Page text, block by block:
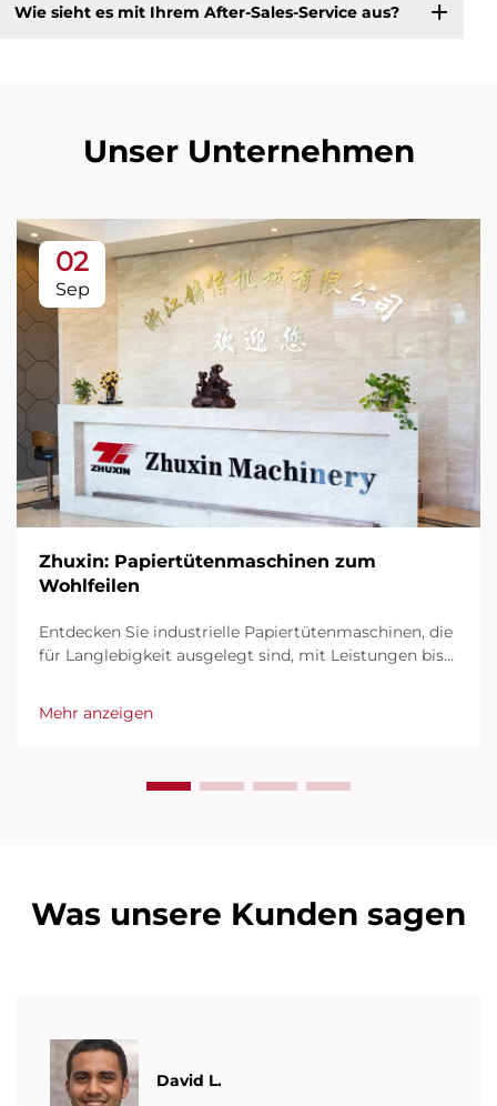
Wie sieht es mit Ihrem After-Sales-Service aus?
Unser Unternehmen
02
Sep
Zhuxin: Papiertütenmaschinen zum
Wohlfeilen
Entdecken Sie industrielle Papiertütenmaschinen, die
für Langlebigkeit ausgelegt sind, mit Leistungen bis
einfache Bedienung und minimale Stillzeiten.
Erhalten Sie fachkundige Unterstützung und
Mehr anzeigen
Was unsere Kunden sagen
David L.